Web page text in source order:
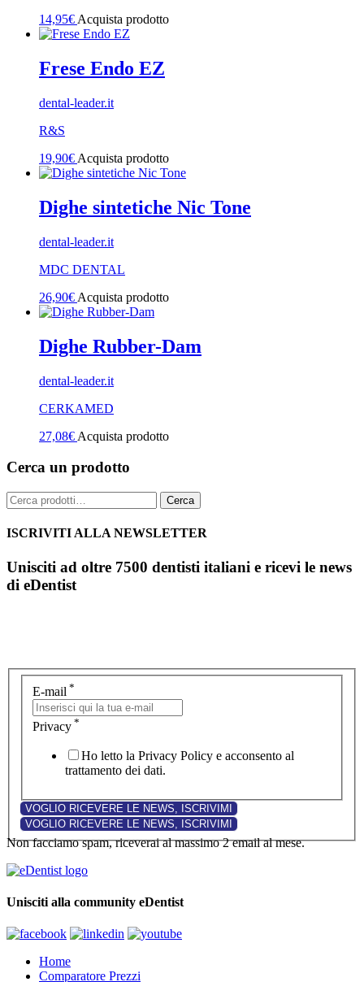
14,95€ Acquista prodotto
Frese Endo EZ
dental-leader.it
R&S
19,90€ Acquista prodotto
Dighe sintetiche Nic Tone
dental-leader.it
MDC DENTAL
26,90€ Acquista prodotto
Dighe Rubber-Dam
dental-leader.it
CERKAMED
27,08€ Acquista prodotto
Cerca un prodotto
Cerca: Cerca
ISCRIVITI ALLA NEWSLETTER
Unisciti ad oltre 7500 dentisti italiani e ricevi le news
di eDentist
E-mail *
Privacy *
Ho letto la Privacy Policy e acconsento al
trattamento dei dati.
Non facciamo spam, riceverai al massimo 2 email al mese.
Unisciti alla community eDentist
Home
Comparatore Prezzi